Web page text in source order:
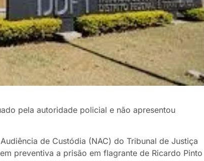
pela autoridade policial e não apresentou
de Custódia (NAC) do Tribunal de Justiça
preventiva a prisão em flagrante de Ricardo Pinto